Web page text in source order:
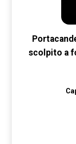
scolpito a